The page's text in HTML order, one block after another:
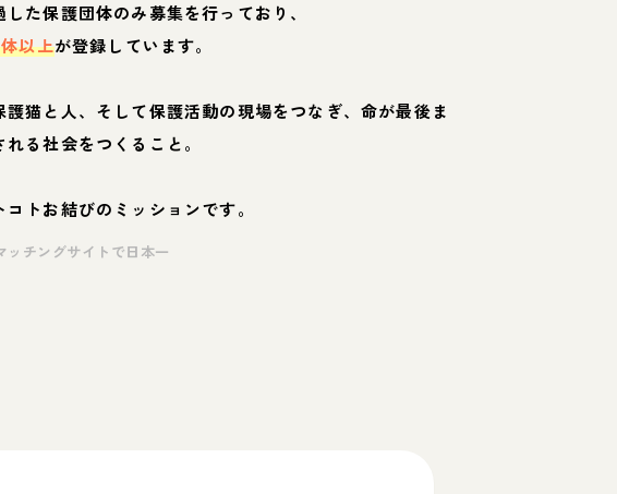
た保護団体のみ募集を行っており、
以上が登録しています。
護猫と人、そして保護活動の現場をつなぎ、命が最後ま
る社会をつくること。
トお結びのミッションです。
チングサイトで日本一